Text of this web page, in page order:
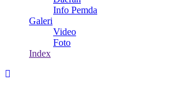
Info Pemda
Galeri
Video
Foto
Index